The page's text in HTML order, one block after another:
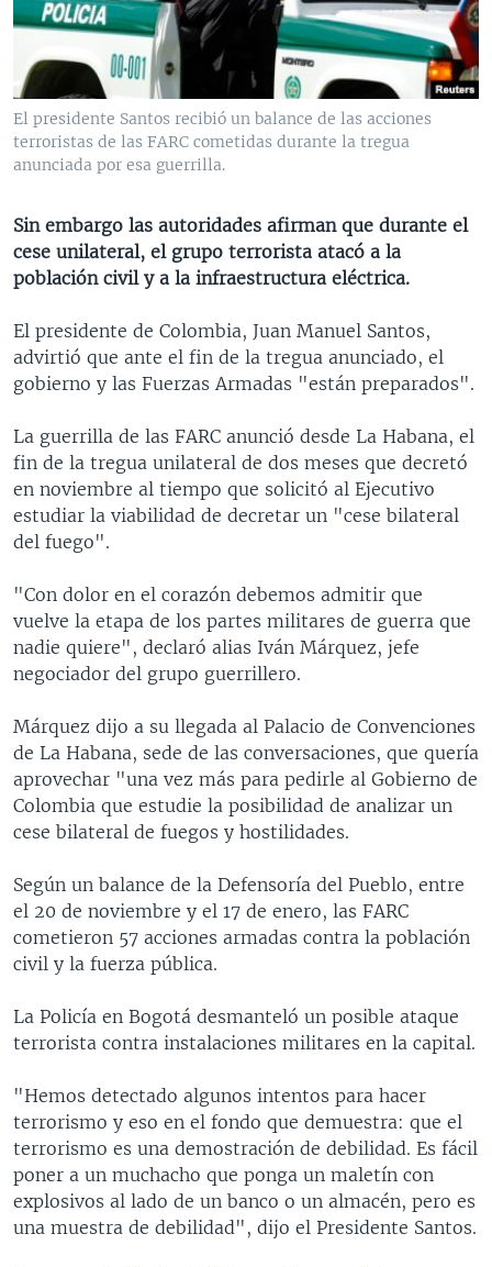
VENEZUELA
BRASIL
NICARAGUA
ECONOMÍA
ENTRETENIMIENTO Y CULTURA
TECNOLOGÍA
DEPORTES
CIENCIA Y SALUD
MULTIMEDIA
VIDEOS
FOTOGRAFÍA
AUDIOS
PROGRAMAS TV
EL MUNDO AL DÍA
FORO INTERAMERICANO
VISIÓN 360
LAS CLAVES
PANORAMA
RADIO
AVANCE INFORMATIVO
AUDIONOTICIAS
BUENOS DÍAS AMÉRICA
ESTADOS UNIDOS AL DÍA
FORO [RADIO]
DEPORTIVO INTERNACIONAL
ENTRETENIMIENTO
DIRECT
DOCUMENTALES DE LA VOA
Learning English
SÍGANOS
El presidente Santos recibió un balance de las acciones
terroristas de las FARC cometidas durante la tregua
anunciada por esa guerrilla.
Sin embargo las autoridades afirman que durante el
cese unilateral, el grupo terrorista atacó a la
población civil y a la infraestructura eléctrica.
El presidente de Colombia, Juan Manuel Santos,
advirtió que ante el fin de la tregua anunciado, el
gobierno y las Fuerzas Armadas "están preparados".
La guerrilla de las FARC anunció desde La Habana, el
fin de la tregua unilateral de dos meses que decretó
en noviembre al tiempo que solicitó al Ejecutivo
estudiar la viabilidad de decretar un "cese bilateral
del fuego".
"Con dolor en el corazón debemos admitir que
vuelve la etapa de los partes militares de guerra que
nadie quiere", declaró alias Iván Márquez, jefe
negociador del grupo guerrillero.
Márquez dijo a su llegada al Palacio de Convenciones
de La Habana, sede de las conversaciones, que quería
aprovechar "una vez más para pedirle al Gobierno de
Colombia que estudie la posibilidad de analizar un
cese bilateral de fuegos y hostilidades.
Según un balance de la Defensoría del Pueblo, entre
el 20 de noviembre y el 17 de enero, las FARC
cometieron 57 acciones armadas contra la población
civil y la fuerza pública.
La Policía en Bogotá desmanteló un posible ataque
terrorista contra instalaciones militares en la capital.
"Hemos detectado algunos intentos para hacer
terrorismo y eso en el fondo que demuestra: que el
terrorismo es una demostración de debilidad. Es fácil
poner a un muchacho que ponga un maletín con
explosivos al lado de un banco o un almacén, pero es
una muestra de debilidad", dijo el Presidente Santos.